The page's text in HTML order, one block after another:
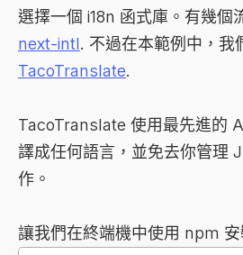
選擇一個 i18n 函式庫。有幾個
next-intl. 不過在本範例中，我
TacoTranslate.
TacoTranslate 使用最先進的
譯成任何語言，並免去你管理
作。
讓我們在終端機中使用 npm 安